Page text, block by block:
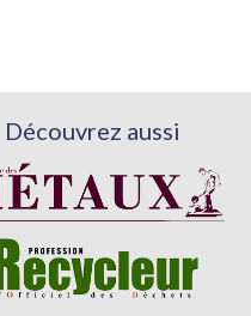
Découvrez aussi